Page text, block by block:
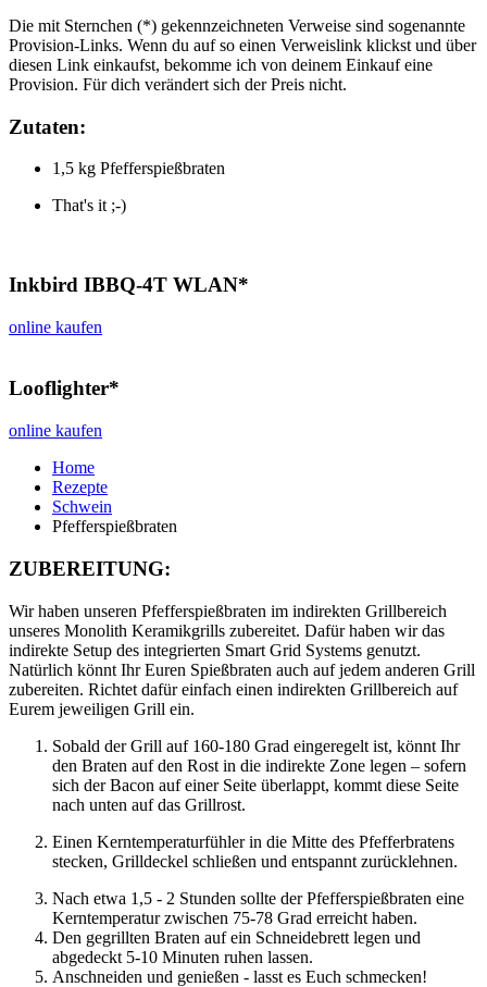
Die mit Sternchen (*) gekennzeichneten Verweise sind sogenannte
Provision-Links. Wenn du auf so einen Verweislink klickst und über
diesen Link einkaufst, bekomme ich von deinem Einkauf eine
Provision. Für dich verändert sich der Preis nicht.
Zutaten:
1,5 kg Pfefferspießbraten
That's it ;-)
Inkbird IBBQ-4T WLAN*
online kaufen
Looflighter*
online kaufen
Home
Rezepte
Schwein
Pfefferspießbraten
ZUBEREITUNG:
Wir haben unseren Pfefferspießbraten im indirekten Grillbereich
unseres Monolith Keramikgrills zubereitet. Dafür haben wir das
indirekte Setup des integrierten Smart Grid Systems genutzt.
Natürlich könnt Ihr Euren Spießbraten auch auf jedem anderen Grill
zubereiten. Richtet dafür einfach einen indirekten Grillbereich auf
Eurem jeweiligen Grill ein.
Sobald der Grill auf 160-180 Grad eingeregelt ist, könnt Ihr
den Braten auf den Rost in die indirekte Zone legen – sofern
sich der Bacon auf einer Seite überlappt, kommt diese Seite
nach unten auf das Grillrost.
Einen Kerntemperaturfühler in die Mitte des Pfefferbratens
stecken, Grilldeckel schließen und entspannt zurücklehnen.
Nach etwa 1,5 - 2 Stunden sollte der Pfefferspießbraten eine
Kerntemperatur zwischen 75-78 Grad erreicht haben.
Den gegrillten Braten auf ein Schneidebrett legen und
abgedeckt 5-10 Minuten ruhen lassen.
Anschneiden und genießen - lasst es Euch schmecken!